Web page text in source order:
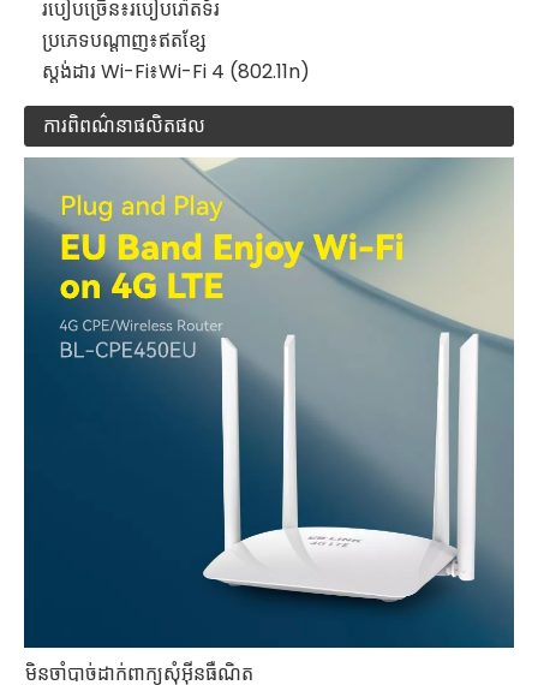
របៀបច្រើន៖របៀបរ៉ោតទ័រ
ប្រភេទបណ្តាញ៖ឥតខ្សែ
ស្តង់ដារ Wi-Fi៖Wi-Fi 4 (802.11n)
ការពិពណ៌នាផលិតផល
មិនចាំបាច់ដាក់ពាក្យសុំអ៊ីនធឺណិត